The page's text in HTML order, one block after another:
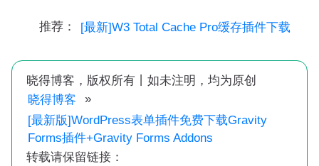
推荐： [最新]W3 Total Cache Pro缓存插件下载
晓得博客，版权所有丨如未注明，均为原创
晓得博客
»
[最新版]WordPress表单插件免费下载Gravity
Forms插件+Gravity Forms Addons
转载请保留链接：